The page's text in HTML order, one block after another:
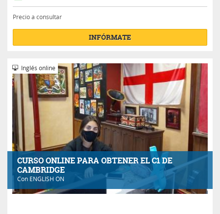
Precio a consultar
INFÓRMATE
CURSO ONLINE PARA OBTENER EL C1 DE
CAMBRIDGE
Con ENGLISH ON
Inglés online